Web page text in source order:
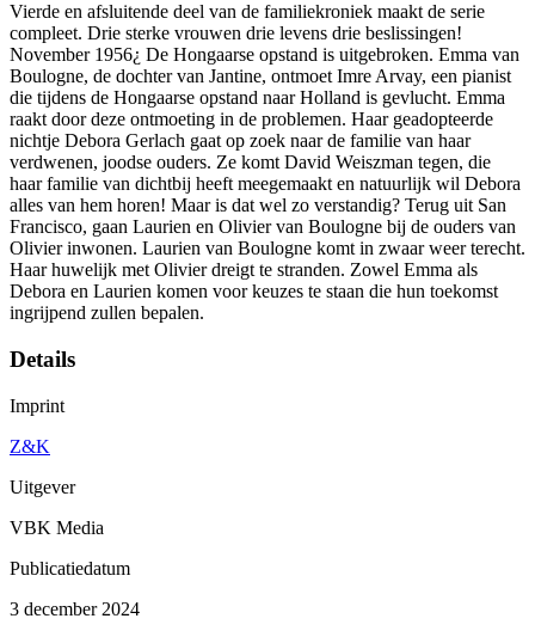
Vierde en afsluitende deel van de familiekroniek maakt de serie
compleet. Drie sterke vrouwen drie levens drie beslissingen!
November 1956¿ De Hongaarse opstand is uitgebroken. Emma van
Boulogne, de dochter van Jantine, ontmoet Imre Arvay, een pianist
die tijdens de Hongaarse opstand naar Holland is gevlucht. Emma
raakt door deze ontmoeting in de problemen. Haar geadopteerde
nichtje Debora Gerlach gaat op zoek naar de familie van haar
verdwenen, joodse ouders. Ze komt David Weiszman tegen, die
haar familie van dichtbij heeft meegemaakt en natuurlijk wil Debora
alles van hem horen! Maar is dat wel zo verstandig? Terug uit San
Francisco, gaan Laurien en Olivier van Boulogne bij de ouders van
Olivier inwonen. Laurien van Boulogne komt in zwaar weer terecht.
Haar huwelijk met Olivier dreigt te stranden. Zowel Emma als
Debora en Laurien komen voor keuzes te staan die hun toekomst
ingrijpend zullen bepalen.
Details
Imprint
Z&K
Uitgever
VBK Media
Publicatiedatum
3 december 2024